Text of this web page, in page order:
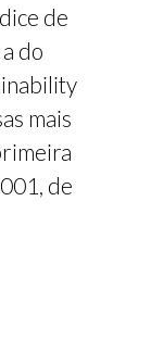
de
do
mais
de